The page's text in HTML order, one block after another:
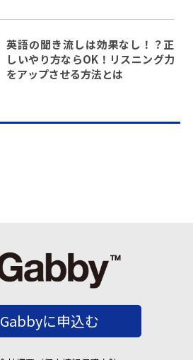
英語の聞き流しは効果なし！？正
しいやり方ならOK！リスニング力
をアップさせる方法とは
Gabbyに申込む